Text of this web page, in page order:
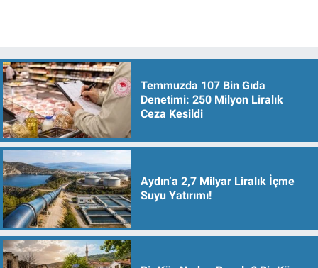
Temmuzda 107 Bin Gıda
Denetimi: 250 Milyon Liralık
Ceza Kesildi
Aydın’a 2,7 Milyar Liralık İçme
Suyu Yatırımı!